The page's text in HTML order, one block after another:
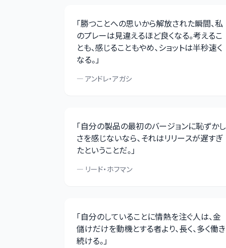
「勝つことへの思いから解放された瞬間、私
のプレーは見違えるほど良くなる。考えるこ
とも、感じることもやめ、ショットは半秒速く
なる。」
— アンドレ・アガシ
「自分の製品の最初のバージョンに恥ずかし
さを感じないなら、それはリリースが遅すぎ
たということだ。」
— リード・ホフマン
「自分のしていることに情熱を注ぐ人は、金
儲けだけを動機とする者より、長く、多く働き
続ける。」